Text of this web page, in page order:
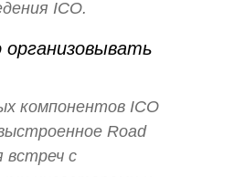
ICO.
организовывать
компонентов ICO
Road
встреч с